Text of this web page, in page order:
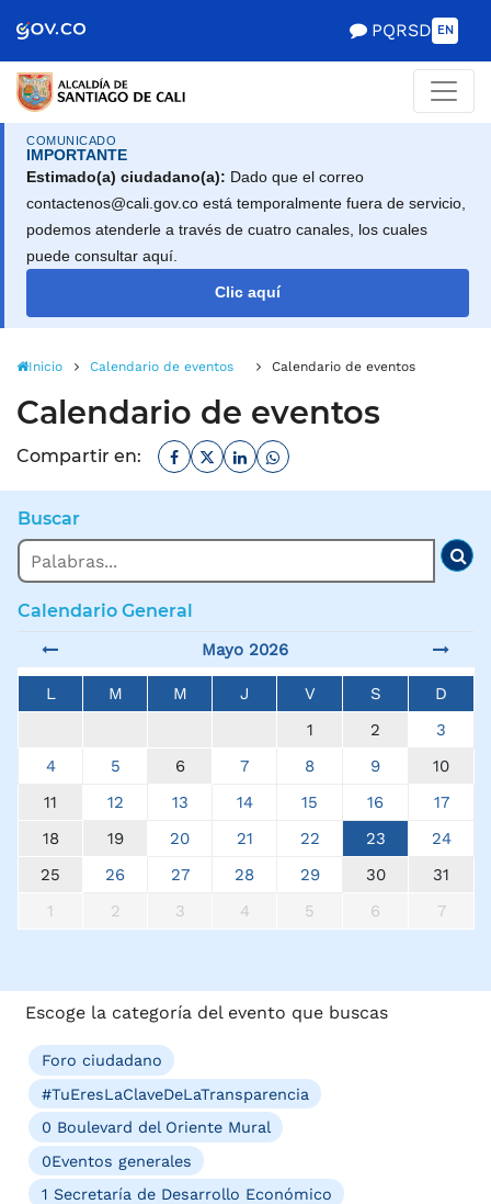
de Santiago
PQRSD EN
COMUNICADO
IMPORTANTE
Estimado(a) ciudadano(a): Dado que el correo
contactenos@cali.gov.co está temporalmente fuera de servicio,
podemos atenderle a través de cuatro canales, los cuales
puede consultar aquí.
Clic aquí
Inicio Calendario de eventos Calendario de eventos
Calendario de eventos
Compartir en: Facebook
TwitterLinkedinWhatsapp
Buscar
Buscar
Calendario General
Mayo 2026
L M M J V S
D
1
2
3
4
5 6 7 8 9
10
11
12 13 14 15 16
17
18
19 20 21 22 23
24
25
26 27 28 29 30
31
1
2 3 4 5 6 7
Escoge la categoría del evento que buscas
Foro ciudadano
#TuEresLaClaveDeLaTransparencia
0 Boulevard del Oriente Mural
0Eventos generales
1 Secretaría de Desarrollo Económico